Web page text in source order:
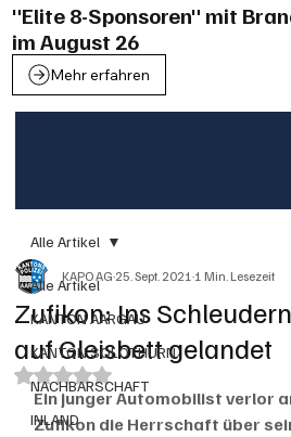
"Elite 8-Sponsoren" mit
im August 26
Mehr erfahren
Alle Artikel
KANTON AARGAU
KANTON SOLOTHURN
NACHBARSCHAFT
INLAND
Alle Artikel
Zufikon: Ins
auf Gleisbett gelandet
KAPO AG25. Sept. 20211 Min. Lesezeit
Mit NaN von 5 Sternen bewertet.
Ein junger Automobilist verlor
Zufikon die Herrschaft über